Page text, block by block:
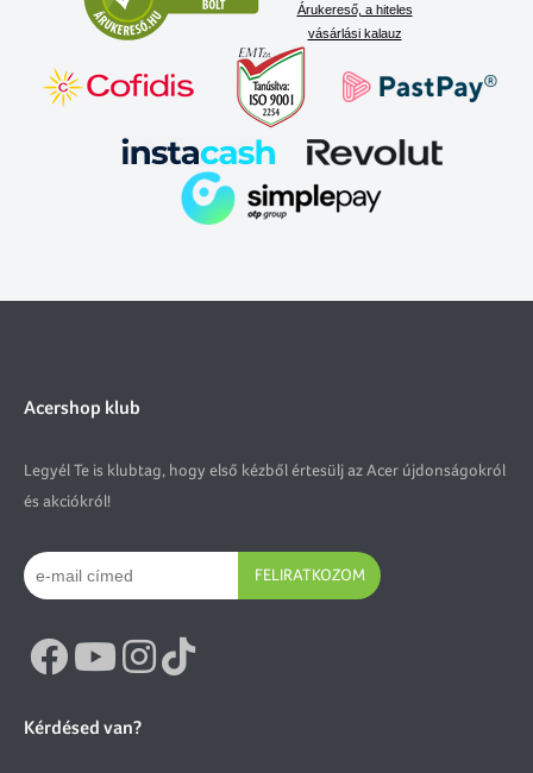
Árukereső, a hiteles
vásárlási kalauz
Acershop klub
Legyél Te is klubtag, hogy első kézből értesülj az Acer újdonságokról
és akciókról!
FELIRATKOZOM
Kérdésed van?